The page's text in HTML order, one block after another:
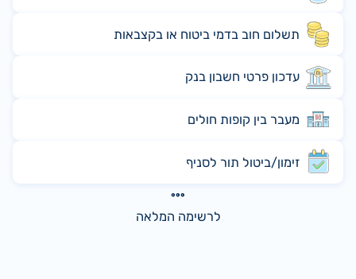
תשלום חוב בדמי ביטוח או בקצבאות
עדכון פרטי חשבון בנק
מעבר בין קופות חולים
זימון/ביטול תור לסניף
לרשימה המלאה